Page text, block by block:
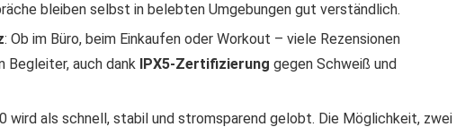
bleiben selbst in belebten Umgebungen gut verständlich.
: Ob im Büro, beim Einkaufen oder Workout – viele Rezensionen
Begleiter, auch dank IPX5-Zertifizierung gegen Schweiß und
wird als schnell, stabil und stromsparend gelobt. Die Möglichkeit, zwei